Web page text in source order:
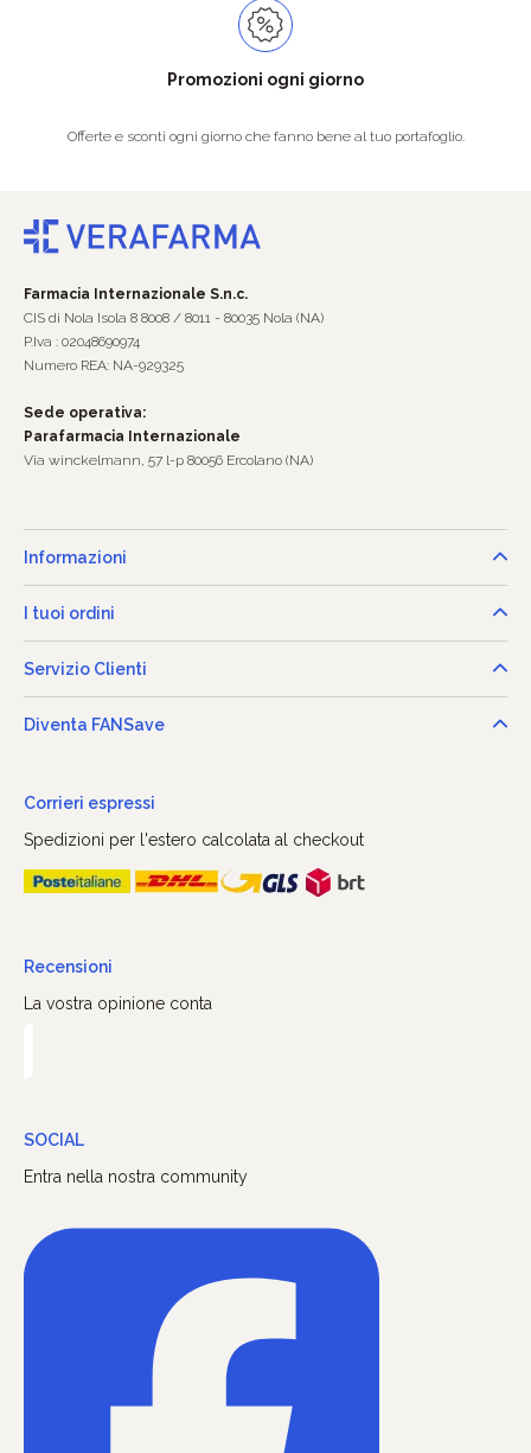
Promozioni ogni giorno
Offerte e sconti ogni giorno che fanno bene al tuo portafoglio.
Farmacia Internazionale S.n.c.
CIS di Nola Isola 8 8008 / 8011 - 80035 Nola (NA)
P.Iva : 02048690974
Numero REA: NA-929325
Sede operativa:
Parafarmacia Internazionale
Via winckelmann, 57 l-p 80056 Ercolano (NA)
Informazioni
I tuoi ordini
Servizio Clienti
Diventa FANSave
Corrieri espressi
Spedizioni per l'estero calcolata al checkout
Recensioni
La vostra opinione conta
SOCIAL
Entra nella nostra community